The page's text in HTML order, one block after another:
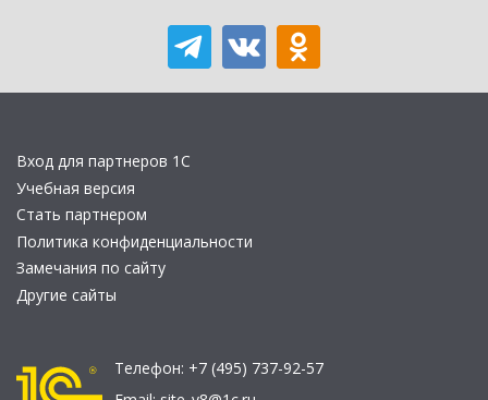
Вход для партнеров 1С
Учебная версия
Стать партнером
Политика конфиденциальности
Замечания по сайту
Другие сайты
Телефон: +7 (495) 737-92-57